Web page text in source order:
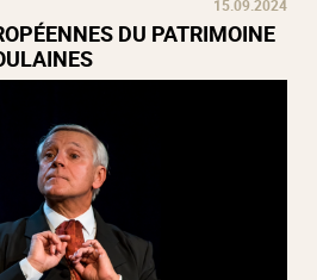
15.09.2024
DU PATRIMOINE